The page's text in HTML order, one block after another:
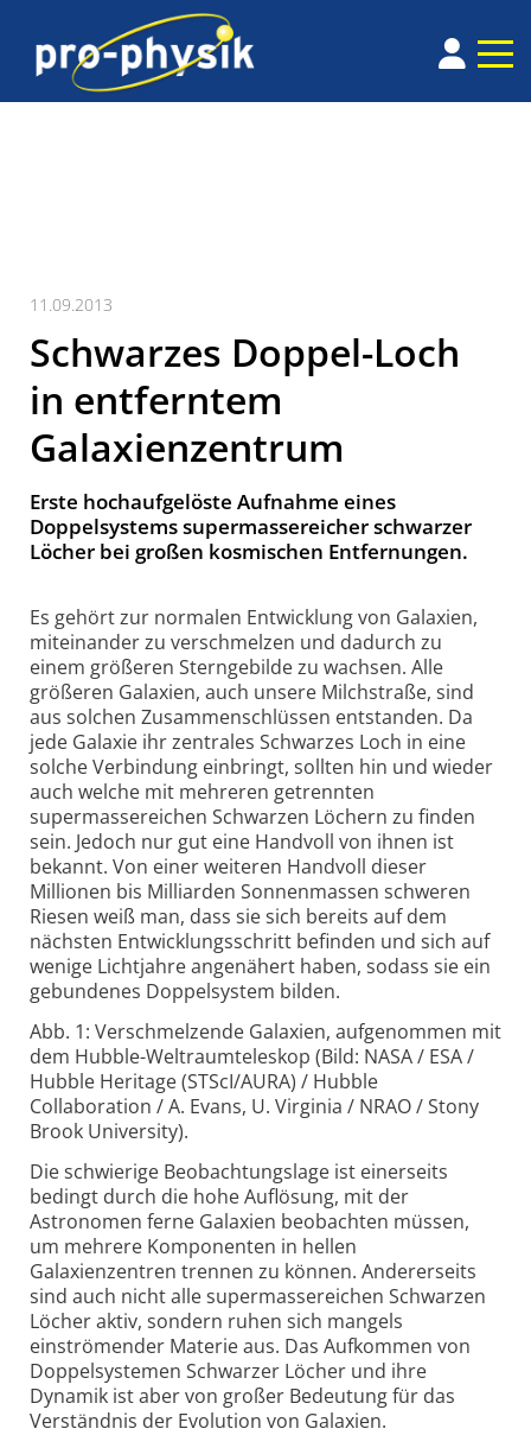
11.09.2013
Schwarzes Doppel-Loch
in entferntem
Galaxienzentrum
Erste hochaufgelöste Aufnahme eines
Doppelsystems supermassereicher schwarzer
Löcher bei großen kosmischen Entfernungen.
Es gehört zur normalen Entwicklung von Galaxien,
miteinander zu verschmelzen und dadurch zu
einem größeren Sterngebilde zu wachsen. Alle
größeren Galaxien, auch unsere Milchstraße, sind
aus solchen Zusammenschlüssen entstanden. Da
jede Galaxie ihr zentrales Schwarzes Loch in eine
solche Verbindung einbringt, sollten hin und wieder
auch welche mit mehreren getrennten
supermassereichen Schwarzen Löchern zu finden
sein. Jedoch nur gut eine Handvoll von ihnen ist
bekannt. Von einer weiteren Handvoll dieser
Millionen bis Milliarden Sonnenmassen schweren
Riesen weiß man, dass sie sich bereits auf dem
nächsten Entwicklungsschritt befinden und sich auf
wenige Lichtjahre angenähert haben, sodass sie ein
gebundenes Doppelsystem bilden.
Abb. 1: Verschmelzende Galaxien, aufgenommen mit
dem Hubble-Weltraumteleskop (Bild: NASA / ESA /
Hubble Heritage (STScI/AURA) / Hubble
Collaboration / A. Evans, U. Virginia / NRAO / Stony
Brook University).
Die schwierige Beobachtungslage ist einerseits
bedingt durch die hohe Auflösung, mit der
Astronomen ferne Galaxien beobachten müssen,
um mehrere Komponenten in hellen
Galaxienzentren trennen zu können. Andererseits
sind auch nicht alle supermassereichen Schwarzen
Löcher aktiv, sondern ruhen sich mangels
einströmender Materie aus. Das Aufkommen von
Doppelsystemen Schwarzer Löcher und ihre
Dynamik ist aber von großer Bedeutung für das
Verständnis der Evolution von Galaxien.